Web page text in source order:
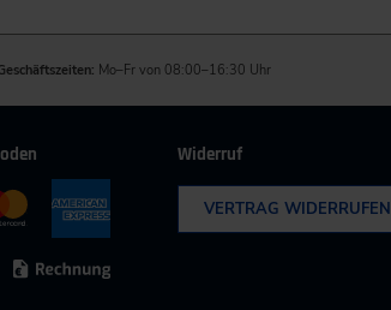
Mo–Fr von 08:00–16:30 Uhr
Widerruf
VERTRAG WIDERRUFEN